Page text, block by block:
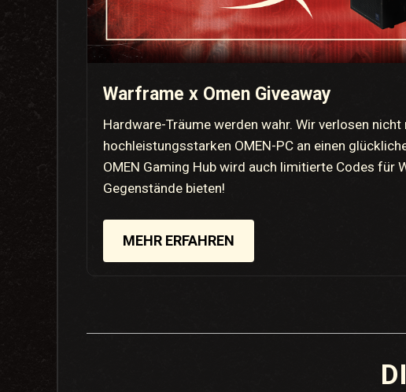
Warframe x Omen Giveaway
Hardware-Träume werden wahr. Wir verlosen nicht
hochleistungsstarken OMEN-PC an einen
OMEN Gaming Hub wird auch limitierte Codes für
Gegenstände bieten!
MEHR ERFAHREN